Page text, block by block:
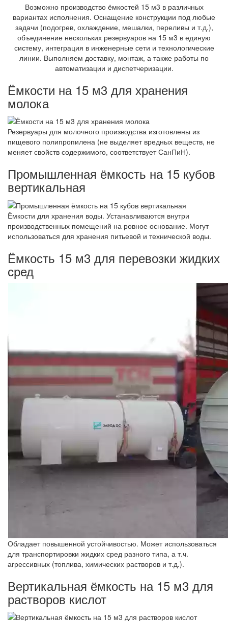
Возможно производство ёмкостей 15 м3 в различных
вариантах исполнения. Оснащение конструкции под любые
задачи (подогрев, охлаждение, мешалки, переливы и т.д.),
объединение нескольких резервуаров на 15 м3 в единую
систему, интеграция в инженерные сети и технологические
линии. Выполняем доставку, монтаж, а также работы по
автоматизации и диспетчеризации.
Ёмкости на 15 м3 для хранения
молока
Резервуары для молочного производства изготовлены из
пищевого полипропилена (не выделяет вредных веществ, не
меняет свойств содержимого, соответствует СанПиН).
Промышленная ёмкость на 15 кубов
вертикальная
Ёмкости для хранения воды. Устанавливаются внутри
производственных помещений на ровное основание. Могут
использоваться для хранения питьевой и технической воды.
Ёмкость 15 м3 для перевозки жидких
сред
Обладает повышенной устойчивостью. Может использоваться
для транспортировки жидких сред разного типа, а т.ч.
агрессивных (топлива, химических растворов и т.д.).
Вертикальная ёмкость на 15 м3 для
растворов кислот